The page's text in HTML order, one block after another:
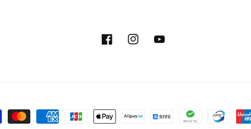
FacebookInstagramYouTube